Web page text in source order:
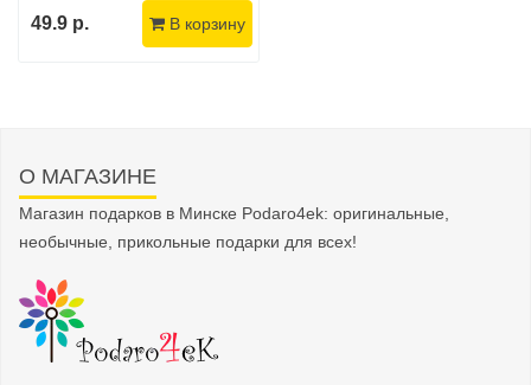
49.9 р. В корзину
О МАГАЗИНЕ
Магазин подарков в Минске Podaro4ek: оригинальные,
необычные, прикольные подарки для всех!